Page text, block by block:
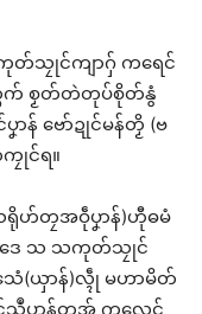
ကုတ်သၠုင်ကျာဂှ် ကရေင်
ပက် စၟတ်တဲတုပ်စိုတ်နွံ
ာန် ဗော်ဍုင်မန်တၟိ (ဗ
င်ရ။
ရိုဟ်တၠအဝဵုပၞာန်)ဟီုဓမံ
ဒေ သ သကုတ်သၠုင်
ေံ(ယှာန်)လ္ၚဵု မဟာမိတ်
သဳပၞာန်တအ် ကလေင်